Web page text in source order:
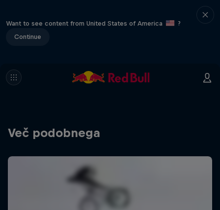
Want to see content from United States of America
?
Continue
Več podobnega